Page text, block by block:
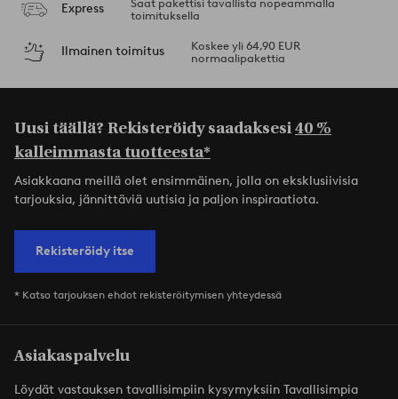
Express
Saat pakettisi tavallista nopeammalla
toimituksella
Ilmainen toimitus
Koskee yli 64,90 EUR
normaalipakettia
Uusi täällä? Rekisteröidy saadaksesi40 %
kalleimmasta tuotteesta*
Asiakkaana meillä olet ensimmäinen, jolla on eksklusiivisia
tarjouksia, jännittäviä uutisia ja paljon inspiraatiota.
Rekisteröidy itse
* Katso tarjouksen ehdot rekisteröitymisen yhteydessä
Asiakaspalvelu
Löydät vastauksen tavallisimpiin kysymyksiin Tavallisimpia